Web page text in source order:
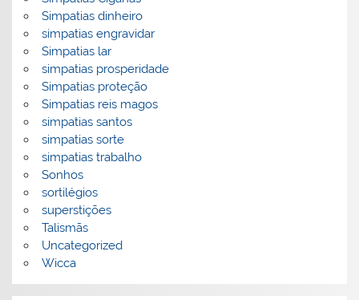
Simpatias dinheiro
simpatias engravidar
Simpatias lar
simpatias prosperidade
Simpatias proteção
Simpatias reis magos
simpatias santos
simpatias sorte
simpatias trabalho
Sonhos
sortilégios
superstições
Talismãs
Uncategorized
Wicca